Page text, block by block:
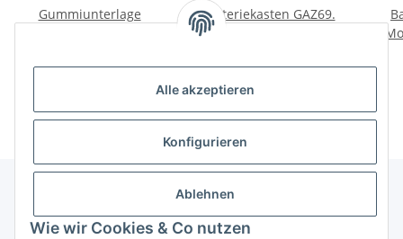
Alle akzeptieren
Konfigurieren
Ablehnen
Wie wir Cookies & Co nutzen
Gummiunterlage
Batteriekasten GAZ69.
Informationen